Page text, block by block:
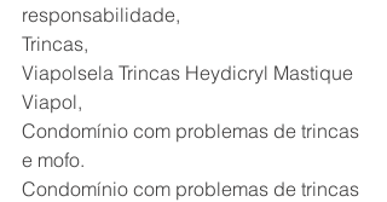
responsabilidade,
Trincas,
Viapolsela Trincas Heydicryl Mastique
Viapol,
Condomínio com problemas de trincas
e mofo.
Condomínio com problemas de trincas